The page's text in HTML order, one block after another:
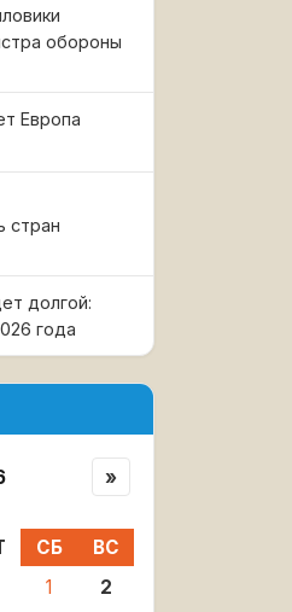
обороны
Европа
стран
долгой:
года
»
СБ
ВС
1
2